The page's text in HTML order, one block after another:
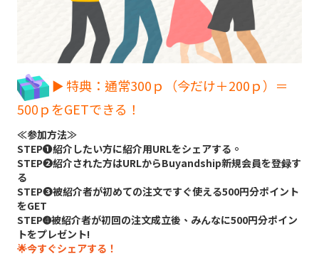
► 特典：通常300ｐ（今だけ＋200ｐ）＝
500ｐをGETできる！
≪参加方法≫
STEP➊紹介したい方に紹介用URLをシェアする。
STEP➋紹介された方はURLからBuyandship新規会員を登録す
る
STEP➌被紹介者が初めての注文ですぐ使える500円分ポイント
をGET
STEP➍被紹介者が初回の注文成立後、みんなに500円分ポイン
トをプレゼント!
🌟今すぐシェアする！